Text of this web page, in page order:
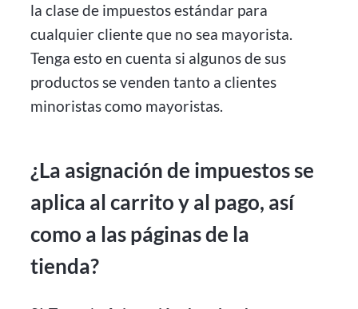
la clase de impuestos estándar para
cualquier cliente que no sea mayorista.
Tenga esto en cuenta si algunos de sus
productos se venden tanto a clientes
minoristas como mayoristas.
¿La asignación de impuestos se
aplica al carrito y al pago, así
como a las páginas de la
tienda?